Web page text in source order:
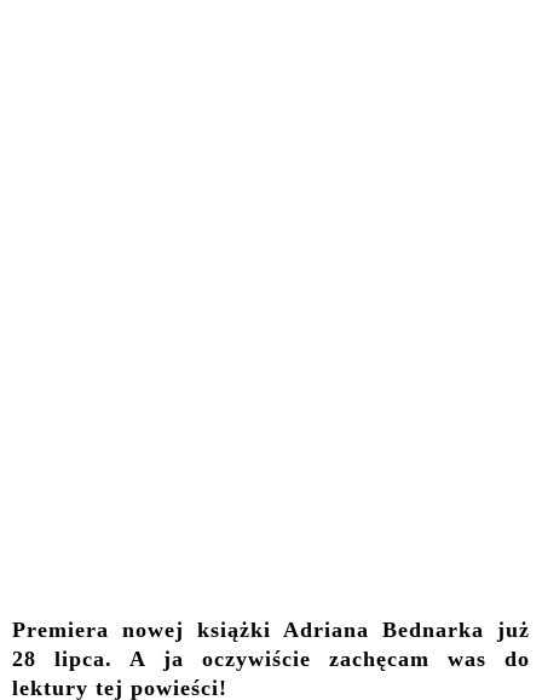
Premiera nowej książki Adriana Bednarka już
28 lipca. A ja oczywiście zachęcam was do
lektury tej powieści!